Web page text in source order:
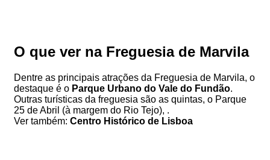
O que ver na Freguesia de Marvila
Dentre as principais atrações da Freguesia de Marvila, o
destaque é o Parque Urbano do Vale do Fundão.
Outras turísticas da freguesia são as quintas, o Parque
25 de Abril (à margem do Rio Tejo), .
Ver também: Centro Histórico de Lisboa